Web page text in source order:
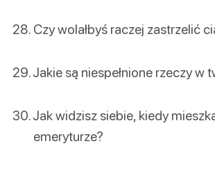
Czy wolałbyś raczej zastrzelić
Jakie są niespełnione rzeczy w
Jak widzisz siebie, kiedy
emeryturze?